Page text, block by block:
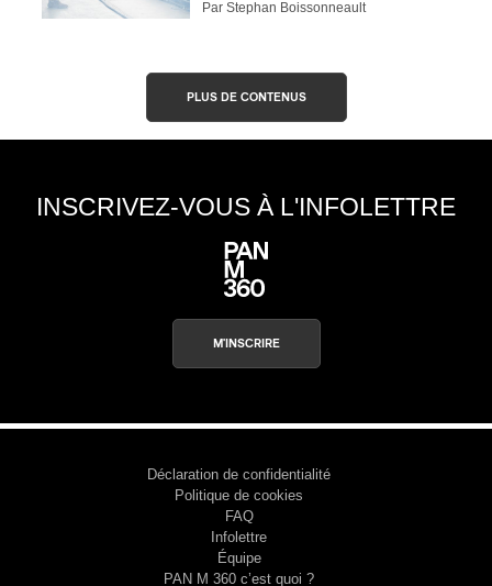
Par Stephan Boissonneault
PLUS DE CONTENUS
INSCRIVEZ-VOUS À L'INFOLETTRE
M'INSCRIRE
Déclaration de confidentialité
Politique de cookies
FAQ
Infolettre
Équipe
PAN M 360 c’est quoi ?